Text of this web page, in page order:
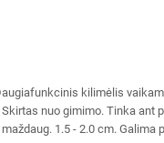
kilimėlis
nuo gimimo. Tinka ant
1.5 - 2.0 cm. Galima